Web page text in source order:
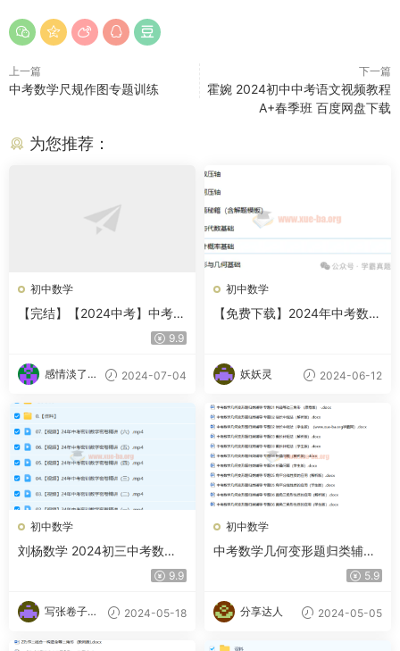
上一篇
中考数学尺规作图专题训练
下一篇
霍婉 2024初中中考语文视频教程
A+春季班 百度网盘下载
为您推荐：
初中数学
【完结】【2024中考】中考数
9.9
感情淡了请
2024-07-04
初中数学
【免费下载】2024年中考数学
妖妖灵 2024-06-12
初中数学
刘杨数学 2024初三中考数学
9.9
写张卷子冷
2024-05-18
初中数学
中考数学几何变形题归类辅导
5.9
分享达人 2024-05-05